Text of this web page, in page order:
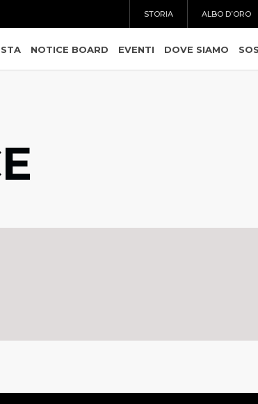
STORIA ALBO D’ORO
NOTICE BOARD EVENTI DOVE SIAMO